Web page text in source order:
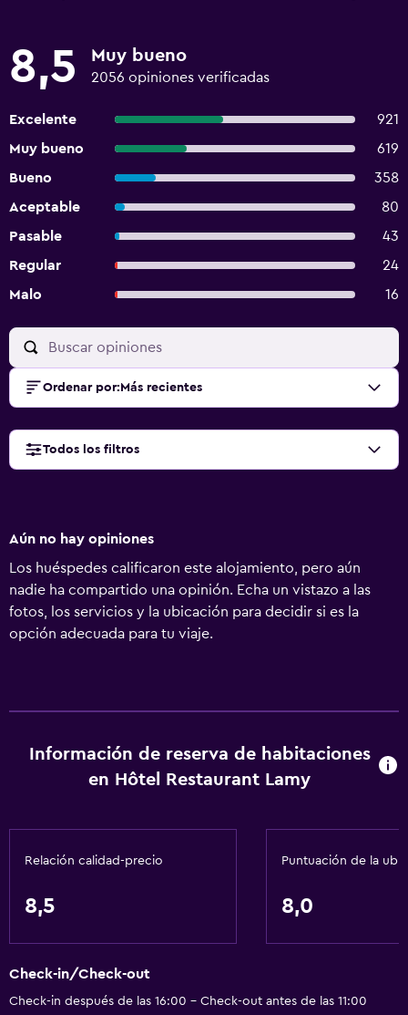
8,5 Muy bueno
2056 opiniones verificadas
Excelente
921
Muy bueno
619
Bueno
358
Aceptable
80
Pasable
43
Regular
24
Malo
16
Ordenar por: Más recientes
Todos los filtros
Aún no hay opiniones
Los huéspedes calificaron este alojamiento, pero aún
nadie ha compartido una opinión. Echa un vistazo a las
fotos, los servicios y la ubicación para decidir si es la
opción adecuada para tu viaje.
Información de reserva de habitaciones
en Hôtel Restaurant Lamy
Relación calidad-precio
8,5
Puntuación de la
8,0
Check-in/Check-out
Check-in después de las 16:00 - Check-out antes de las 11:00